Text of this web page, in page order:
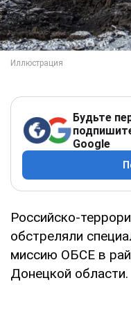
Будьте
Google
Российско-
обстреляли
миссию ОБСЕ в
Донецкой области.